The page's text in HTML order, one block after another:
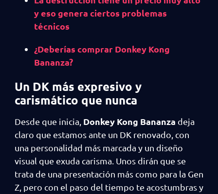
y eso genera ciertos problemas
técnicos
¿Deberías comprar Donkey Kong
Bananza?
Un DK más expresivo y
carismático que nunca
Desde que inicia, Donkey Kong Bananza deja
claro que estamos ante un DK renovado, con
una personalidad más marcada y un diseño
visual que exuda carisma. Unos dirán que se
trata de una presentación más como para la Gen
Z, pero con el paso del tiempo te acostumbras y